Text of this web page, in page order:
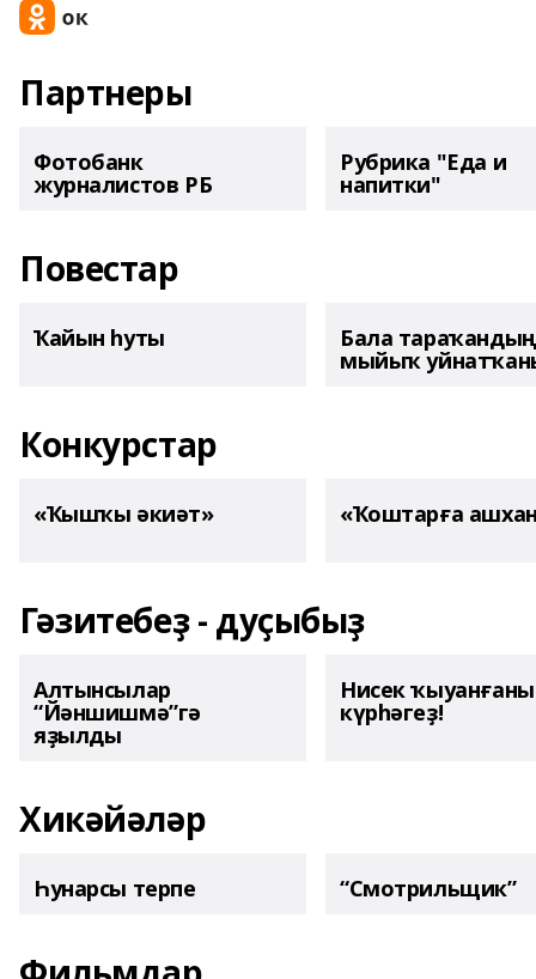
Партнеры
Фотобанк
журналистов РБ
Рубрика "Еда и
напитки"
Повестар
Ҡайын һуты Бала тараҡандың
мыйыҡ
Конкурстар
«Ҡышҡы әкиәт» «Ҡоштарға
Гәзитебеҙ - дуҫыбыҙ
Алтынсылар
“Йәншишмә”гә
яҙылды
Нисек
күрһәгеҙ!
Хикәйәләр
Һунарсы терпе “Смотрильщик”